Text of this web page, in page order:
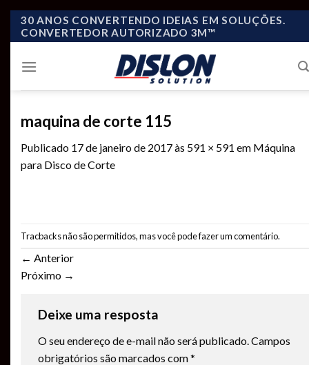
Skip
30 ANOS CONVERTENDO IDEIAS EM SOLUÇÕES.
CONVERTEDOR AUTORIZADO 3M™
maquina de corte 115
Publicado 17 de janeiro de 2017às 591 × 591 em Máquina
para Disco de Corte
Tracbacks não são permitidos, mas você podefazer um comentário.
← Anterior
Próximo →
Deixe uma resposta
O seu endereço de e-mail não será publicado.Campos
obrigatórios são marcados com*